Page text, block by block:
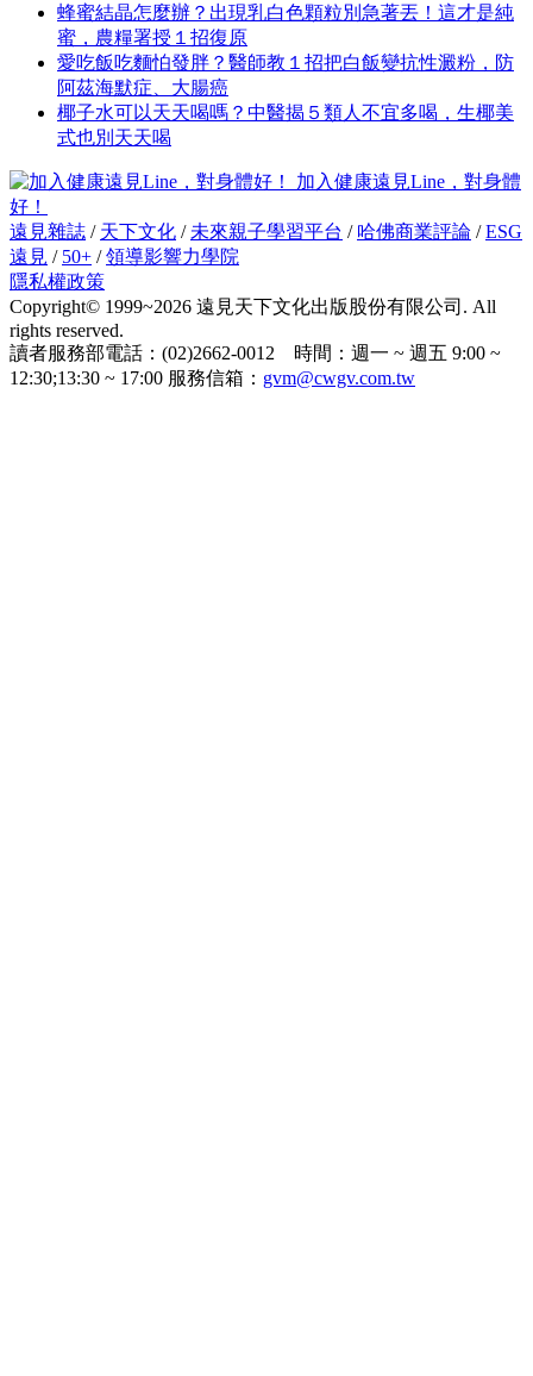
蜂蜜結晶怎麼辦？出現乳白色顆粒別急著丟！這才是純
蜜，農糧署授１招復原
愛吃飯吃麵怕發胖？醫師教１招把白飯變抗性澱粉，防
阿茲海默症、大腸癌
椰子水可以天天喝嗎？中醫揭５類人不宜多喝，生椰美
式也別天天喝
加入健康遠見Line，對身體
好！
遠見雜誌 / 天下文化 /未來親子學習平台 / 哈佛商業評論 /ESG
遠見 / 50+ /領導影響力學院
隱私權政策
Copyright© 1999~2026 遠見天下文化出版股份有限公司. All
rights reserved.
讀者服務部電話：(02)2662-0012 時間：週一 ~ 週五 9:00 ~
12:30;13:30 ~ 17:00 服務信箱： gvm@cwgv.com.tw